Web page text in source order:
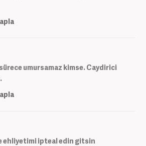
umursamaz kimse. Caydirici
ehliyetimi ipteal edin gitsin